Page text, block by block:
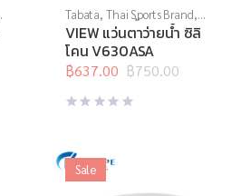
Tabata, Thai Sports Brand,
View,กีฬาทางน้ำ,แว่นตาว่าย
น้ำ,แว่นตาว่ายน้ำทั่วไป
VIEW แว่นตาว่ายน้ำ ซิลิ
โคน V630ASA
฿750.00
Original
price
was:
฿637.00
Current
price
is:
Sale